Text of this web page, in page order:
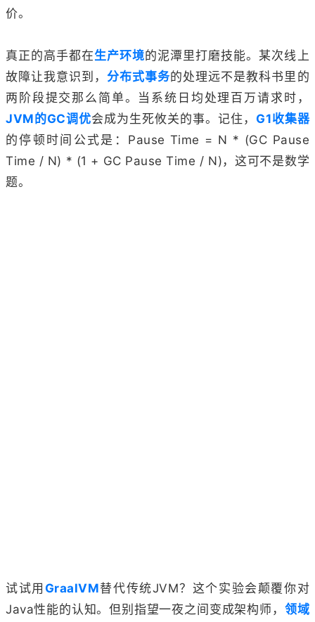
价。
真正的高手都在生产环境的泥潭里打磨技能。某次线上
故障让我意识到，分布式事务的处理远不是教科书里的
两阶段提交那么简单。当系统日均处理百万请求时，
JVM的GC调优会成为生死攸关的事。记住，G1收集器
的停顿时间公式是：Pause Time = N * (GC Pause
Time / N) * (1 + GC Pause Time / N)，这可不是数学
题。
试试用 GraalVM替代传统JVM？这个实验会颠覆你对
Java性能的认知。但别指望一夜之间变成架构师， 领域